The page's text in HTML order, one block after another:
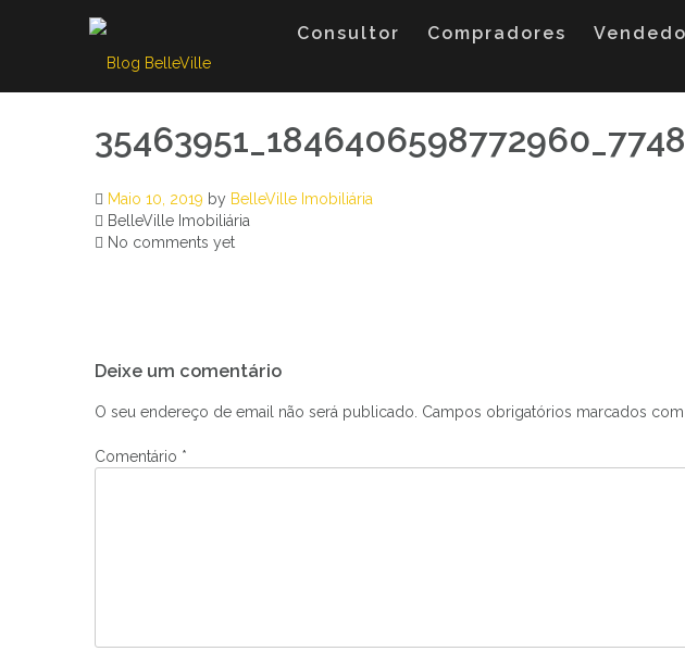
Consultor Compradores
Maio 10, 2019 by BelleVille Imobiliária
BelleVille Imobiliária
No comments yet
de
artigos
Deixe um comentário
O seu endereço de email não será publicado. Campos obrigatórios marcados com
Comentário *